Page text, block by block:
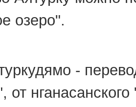
озеро".
-
от